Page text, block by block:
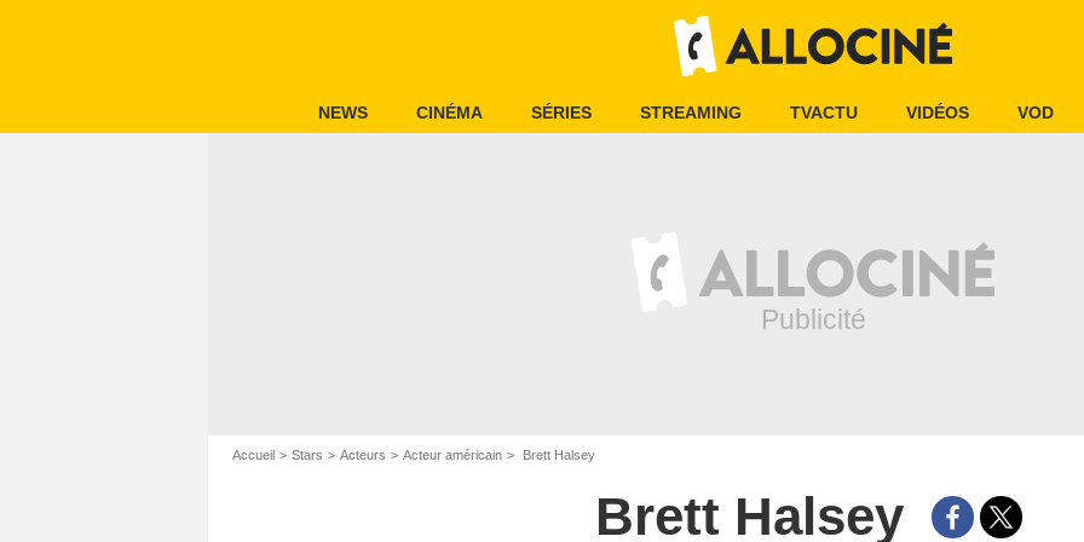
NEWS CINÉMA SÉRIES STREAMING TVACTU VIDÉOS VOD
Accueil Stars Acteurs Acteur américain Brett Halsey
Brett Halsey